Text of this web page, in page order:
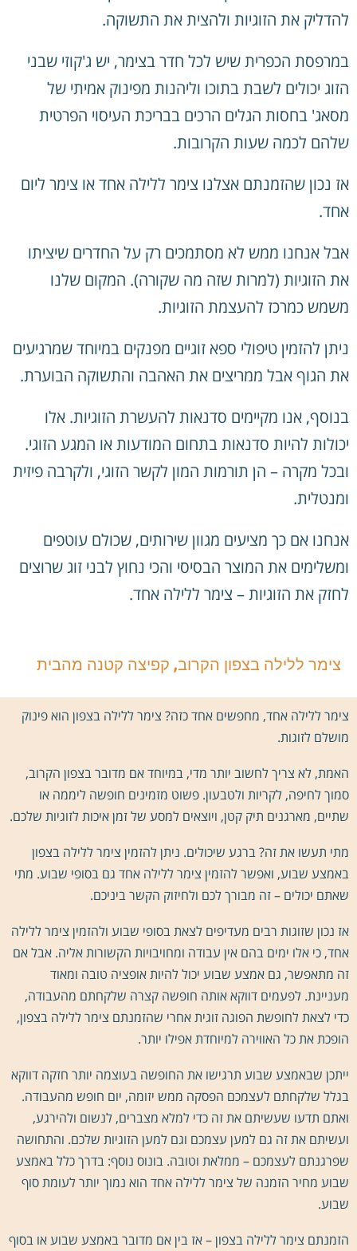
להדליק את הזוגיות ולהצית את התשוקה.
במרפסת הכפרית שיש לכל חדר בצימר, יש ג'קוזי שבני
הזוג יכולים לשבת בתוכו וליהנות מפינוק אמיתי של
מסאג' בחסות הגלים הרכים בבריכת העיסוי הפרטית
שלהם לכמה שעות הקרובות.
אז נכון שהזמנתם אצלנו צימר ללילה אחד או צימר ליום
אחד.
אבל אנחנו ממש לא מסתמכים רק על החדרים שיציתו
את הזוגיות (למרות שזה מה שקורה). המקום שלנו
משמש כמרכז להעצמת הזוגיות.
ניתן להזמין טיפולי ספא זוגיים מפנקים במיוחד שמרגיעים
את הגוף אבל ממריצים את האהבה והתשוקה הבוערת.
בנוסף, אנו מקיימים סדנאות להעשרת הזוגיות. אלו
יכולות להיות סדנאות בתחום המודעות או המגע הזוגי.
ובכל מקרה – הן תורמות המון לקשר הזוגי, ולקרבה פיזית
ומנטלית.
אנחנו אם כך מציעים מגוון שירותים, שכולם עוטפים
ומשלימים את המוצר הבסיסי והכי נחוץ לבני זוג שרוצים
לחזק את הזוגיות – צימר ללילה אחד.
צימר ללילה בצפון הקרוב, קפיצה קטנה מהבית
צימר ללילה אחד, מחפשים אחד כזה? צימר ללילה בצפון הוא פינוק
מושלם לזוגות.
האמת, לא צריך לחשוב יותר מדי, במיוחד אם מדובר בצפון הקרוב,
סמוך לחיפה, לקריות ולטבעון. פשוט מזמינים חופשה ליממה או
שתיים, מארגנים תיק קטן, ויוצאים למסע של זמן איכות לזוגיות שלכם.
מתי תעשו את זה? ברגע שיכולים. ניתן להזמין צימר ללילה בצפון
באמצע שבוע, ואפשר להזמין צימר ללילה אחד גם בסופי שבוע. מתי
שאתם יכולים – זה מבורך לכם ולחיזוק הקשר ביניכם.
אז נכון שזוגות רבים מעדיפים לצאת בסופי שבוע ולהזמין צימר ללילה
אחד, כי אלו ימים בהם אין עבודה ומחויבויות הקשורות אליה. אבל אם
זה מתאפשר, גם אמצע שבוע יכול להיות אופציה טובה ומאוד
מעניינת. לפעמים דווקא אותה חופשה קצרה שלקחתם מהעבודה,
כדי לצאת לחופשת הפוגה זוגית אחרי שהזמנתם צימר ללילה בצפון,
הופכת את כל האווירה למיוחדת אפילו יותר.
ייתכן שבאמצע שבוע תרגישו את החופשה בעוצמה יותר חזקה דווקא
בגלל שלקחתם לעצמכם הפסקה ממש יזומה, יום חופש מהעבודה.
ואתם תדעו שעשיתם את זה כדי למלא מצברים, לנשום ולהירגע,
ועשיתם את זה גם למען עצמכם וגם למען הזוגיות שלכם. והתחושה
שפרגנתם לעצמכם – ממלאת וטובה. בונוס נוסף: בדרך כלל באמצע
שבוע מחיר הזמנה של צימר ללילה אחד הוא נמוך יותר לעומת סוף
שבוע.
הזמנתם צימר ללילה בצפון – אז בין אם מדובר באמצע שבוע או בסוף